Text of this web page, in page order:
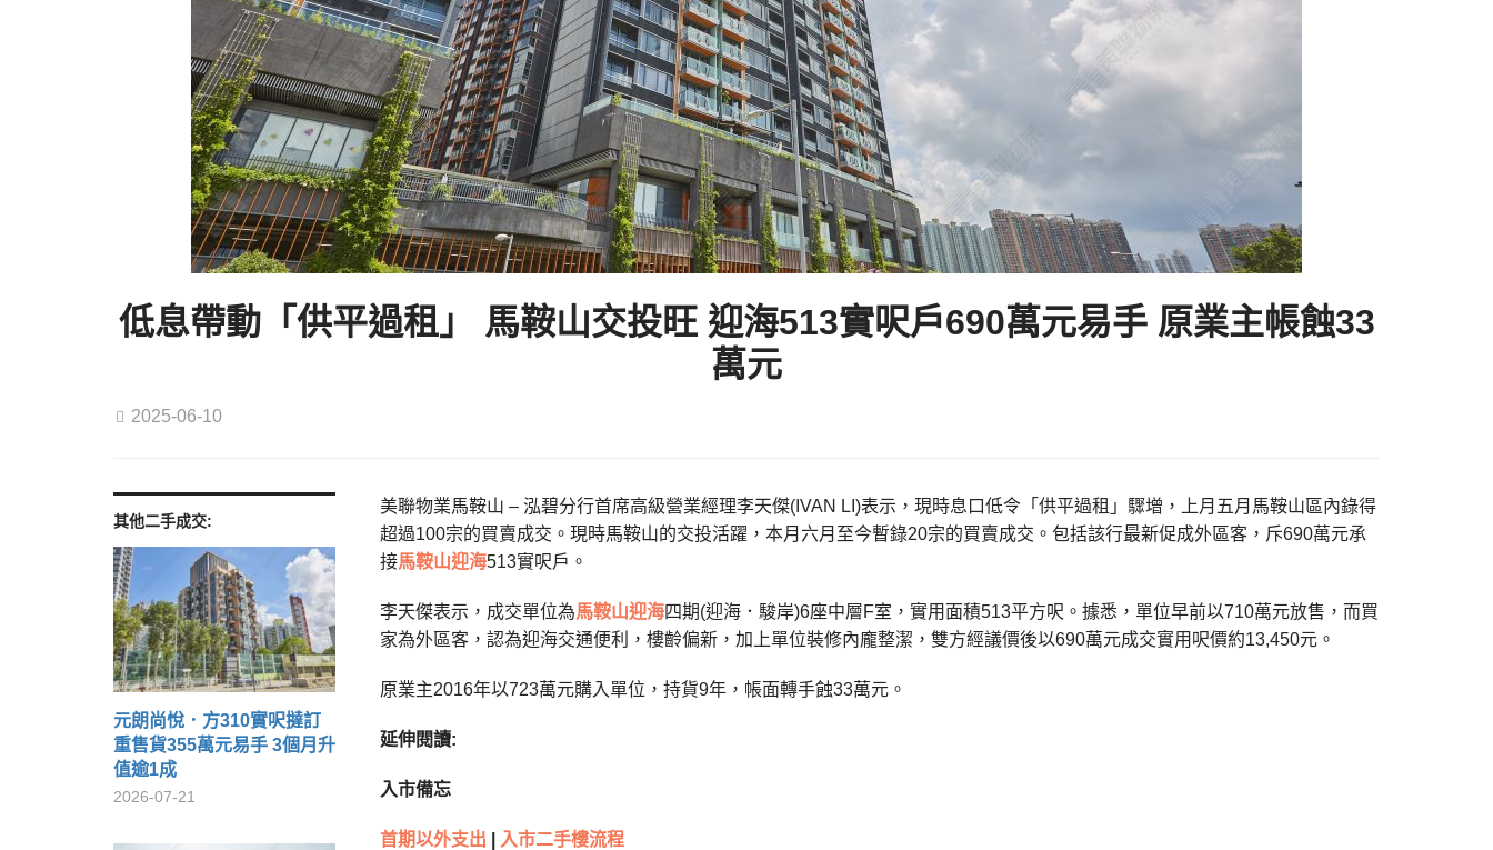
低息帶動「供平過租」 馬鞍山交投旺 迎海513實呎戶690萬元易手 原業主帳蝕33
萬元
2025-06-10
其他二手成交:
元朗尚悅．方310實呎撻訂
重售貨355萬元易手 3個月升
值逾1成
2026-07-21
美聯物業馬鞍山 – 泓碧分行首席高級營業經理李天傑(IVAN LI)表示，現時息口低令「供平過租」驟增，上月五月馬鞍山區內錄得
超過100宗的買賣成交。現時馬鞍山的交投活躍，本月六月至今暫錄20宗的買賣成交。包括該行最新促成外區客，斥690萬元承
接馬鞍山迎海513實呎戶。
李天傑表示，成交單位為馬鞍山迎海四期(迎海．駿岸)6座中層F室，實用面積513平方呎。據悉，單位早前以710萬元放售，而買
家為外區客，認為迎海交通便利，樓齡偏新，加上單位裝修內龐整潔，雙方經議價後以690萬元成交實用呎價約13,450元。
原業主2016年以723萬元購入單位，持貨9年，帳面轉手蝕33萬元。
延伸閱讀:
入市備忘
首期以外支出 入市二手樓流程